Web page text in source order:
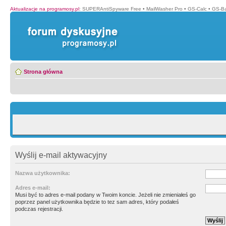
Aktualizacje na programosy.pl: SUPERAntiSpyware Free • MailWasher Pro • GS-Calc • GS-
Strona główna
Wyślij e-mail aktywacyjny
Nazwa użytkownika:
Adres e-mail:
Musi być to adres e-mail podany w Twoim koncie. Jeżeli nie zmieniałeś go
poprzez panel użytkownika będzie to tez sam adres, który podałeś
podczas rejestracji.